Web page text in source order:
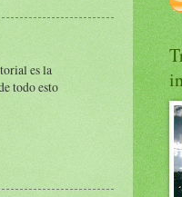
es la
todo esto